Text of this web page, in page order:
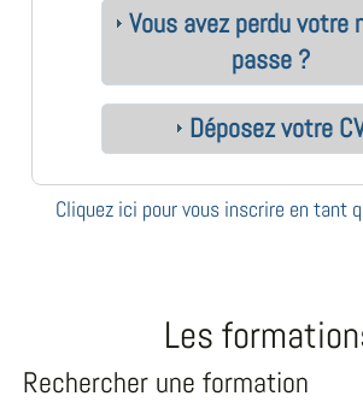
Vous avez perdu votre
passe ?
Déposez votre
Cliquez ici pour vous inscrire en tant
Les
Rechercher une formation